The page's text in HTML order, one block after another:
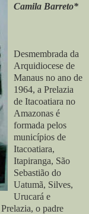
Camila Barreto*
Desmembrada da
Arquidiocese de
Manaus no ano de
1964, a Prelazia
de Itacoatiara no
Amazonas é
formada pelos
municípios de
Itacoatiara,
Itapiranga, São
Sebastião do
Uatumã, Silves,
Urucará e
o padre